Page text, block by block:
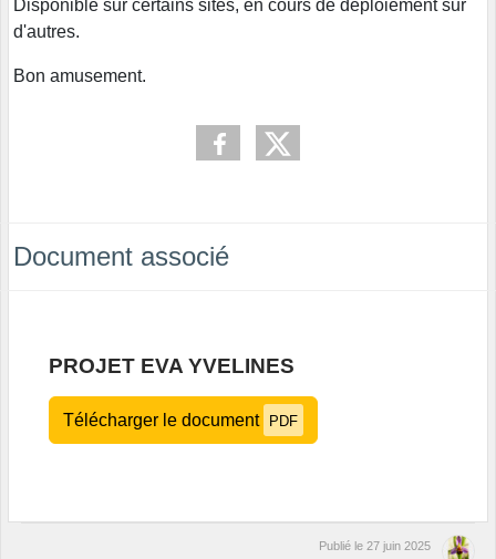
Disponible sur certains sites, en cours de déploiement sur
d'autres.
Bon amusement.
Document associé
PROJET EVA YVELINES
Télécharger le document PDF
Publié le 27 juin 2025